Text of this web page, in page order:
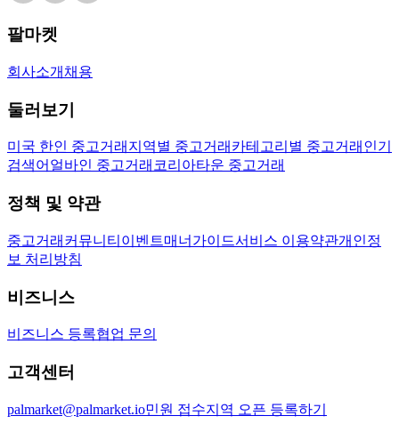
팔마켓
회사소개 채용
둘러보기
미국 한인 중고거래 지역별 중고거래 카테고리별 중고거래 인기
검색어 얼바인 중고거래 코리아타운 중고거래
정책 및 약관
중고거래 커뮤니티 이벤트매너가이드서비스 이용약관개인정
보 처리방침
비즈니스
비즈니스 등록협업 문의
고객센터
palmarket@palmarket.io민원 접수지역 오픈 등록하기